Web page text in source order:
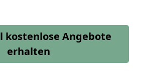
kostenlose Angebote
erhalten